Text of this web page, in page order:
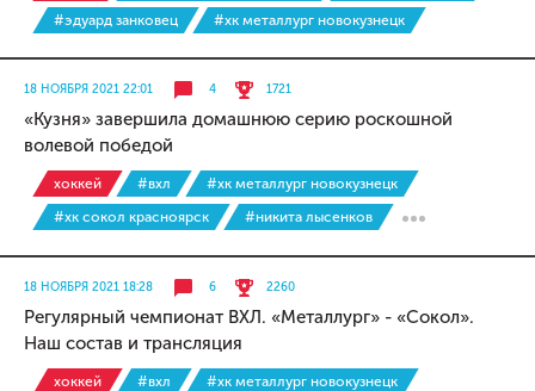
#эдуард занковец
#хк металлург новокузнецк
18 НОЯБРЯ 2021 22:01 4 1721
«Кузня» завершила домашнюю серию роскошной
волевой победой
хоккей #вхл
#хк металлург новокузнецк
#хк сокол красноярск
#никита лысенков
18 НОЯБРЯ 2021 18:28 6 2260
Регулярный чемпионат ВХЛ. «Металлург» - «Сокол».
Наш состав и трансляция
хоккей #вхл
#хк металлург новокузнецк